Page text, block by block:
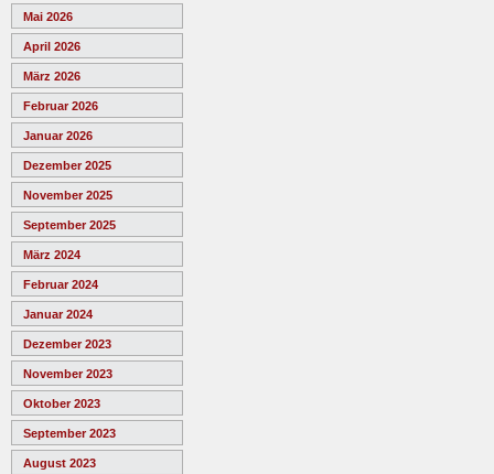
Mai 2026
April 2026
März 2026
Februar 2026
Januar 2026
Dezember 2025
November 2025
September 2025
März 2024
Februar 2024
Januar 2024
Dezember 2023
November 2023
Oktober 2023
September 2023
August 2023